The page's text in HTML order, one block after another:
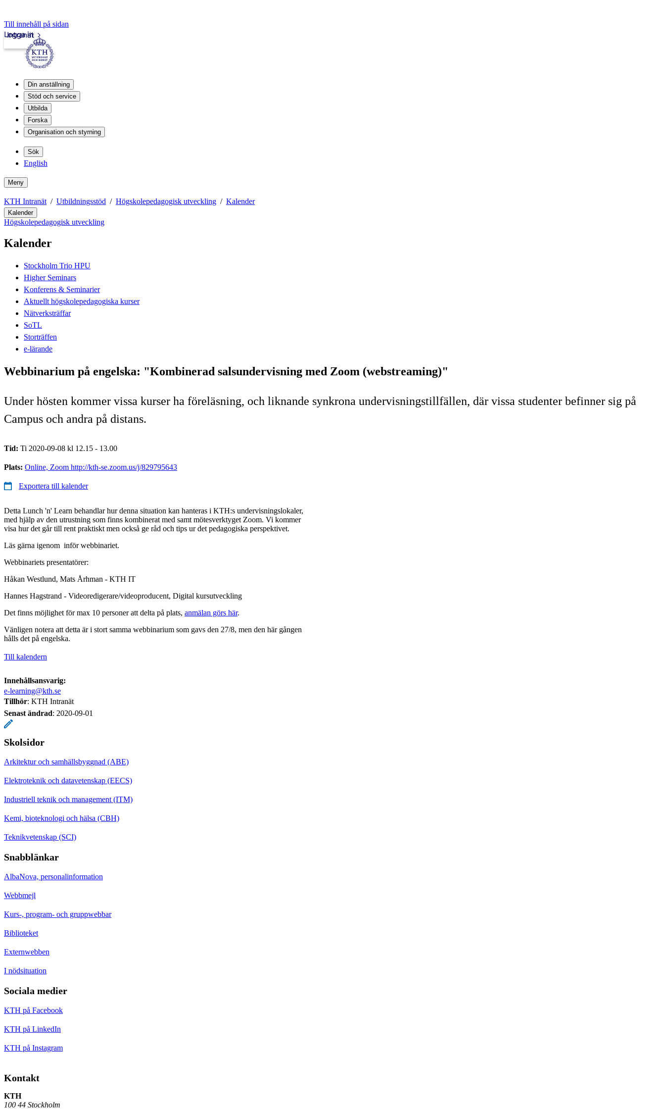
Till innehåll på sidan
Intranät
Logga in
Din anställning
Stöd och service
Utbilda
Forska
Organisation och styrning
Sök
English
Meny
KTH Intranät Utbildningsstöd Högskolepedagogisk utveckling Kalender
Kalender
Högskolepedagogisk utveckling
Kalender
Stockholm Trio HPU
Higher Seminars
Konferens & Seminarier
Aktuellt högskolepedagogiska kurser
Nätverksträffar
SoTL
Storträffen
e-lärande
Webbinarium på engelska: "Kombinerad salsundervisning med Zoom (webstreaming)"
Under hösten kommer vissa kurser ha föreläsning, och liknande synkrona undervisningstillfällen, där vissa studenter befinner sig på
Campus och andra på distans.
Tid: Ti 2020-09-08 kl 12.15 - 13.00
Plats: Online, Zoom http://kth-se.zoom.us/j/829795643
Exportera till kalender
Detta Lunch 'n' Learn behandlar hur denna situation kan hanteras i KTH:s undervisningslokaler,
med hjälp av den utrustning som finns kombinerat med samt mötesverktyget Zoom. Vi kommer
visa hur det går till rent praktiskt men också ge råd och tips ur det pedagogiska perspektivet.
Läs gärna igenom inför webbinariet.
Webbinariets presentatörer:
Håkan Westlund, Mats Århman - KTH IT
Hannes Hagstrand - Videoredigerare/videoproducent, Digital kursutveckling
Det finns möjlighet för max 10 personer att delta på plats, anmälan görs här.
Vänligen notera att detta är i stort samma webbinarium som gavs den 27/8, men den här gången
hålls det på engelska.
Till kalendern
Innehållsansvarig:
e-learning@kth.se
Tillhör: KTH Intranät
Senast ändrad: 2020-09-01
Skolsidor
Arkitektur och samhällsbyggnad (ABE)
Elektroteknik och datavetenskap (EECS)
Industriell teknik och management (ITM)
Kemi, bioteknologi och hälsa (CBH)
Teknikvetenskap (SCI)
Snabblänkar
AlbaNova, personalinformation
Webbmejl
Kurs-, program- och gruppwebbar
Biblioteket
Externwebben
I nödsituation
Sociala medier
KTH på Facebook
KTH på LinkedIn
KTH på Instagram
Kontakt
KTH
100 44 Stockholm